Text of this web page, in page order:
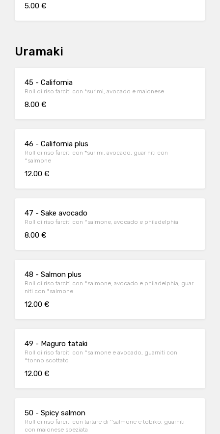
5.00 €
Uramaki
45 - California
Roll di riso farciti con *surimi, avocado e maionese
8.00 €
46 - California plus
Roll di riso farciti con *surimi, avocado, guar niti con
°salmone
12.00 €
47 - Sake avocado
Roll di riso farciti con °salmone, avocado e philadelphia
8.00 €
48 - Salmon plus
Roll di riso farciti con °salmone, avocado e philadelphia, guar
niti con °salmone
12.00 €
49 - Maguro tataki
Roll di riso farciti con °salmone e avocado, guarniti con
°tonno scottato
12.00 €
50 - Spicy salmon
Roll di riso farciti con tartare di °salmone e tobiko, guarniti
con maionese speziata